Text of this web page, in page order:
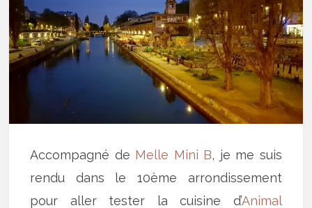
Accompagné de Melle Mini B, je me suis
rendu dans le 10ème arrondissement
pour aller tester la cuisine d’Animal